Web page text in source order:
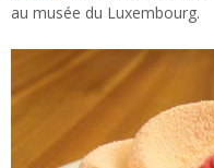
au musée du Luxembourg.